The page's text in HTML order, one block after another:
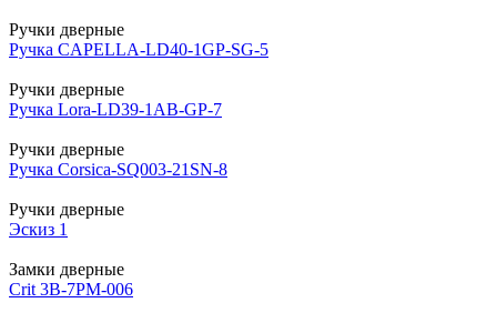
Ручки дверные
Ручка CAPELLA-LD40-1GP-SG-5
Ручки дверные
Ручка Lora-LD39-1AB-GP-7
Ручки дверные
Ручка Corsica-SQ003-21SN-8
Ручки дверные
Эскиз 1
Замки дверные
Crit 3В-7РМ-006